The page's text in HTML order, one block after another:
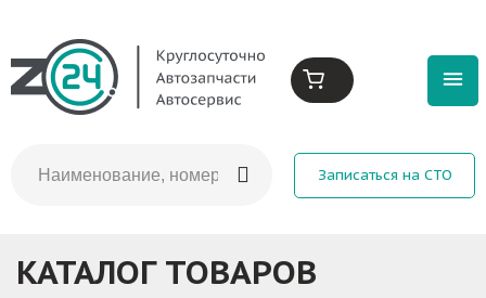
Записаться на СТО
КАТАЛОГ ТОВАРОВ